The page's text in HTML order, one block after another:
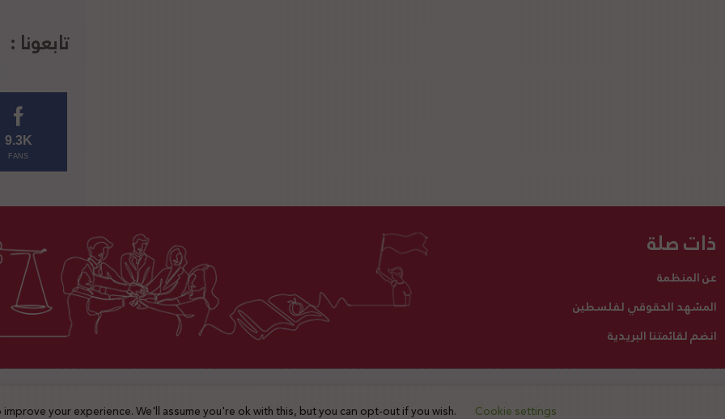
تابعونا :
9.3K
FANS
ذات صلة
عن المنظمة
المشهد الحقوقي لفلسطين
انضم لقائمتنا البريدية
اتصل بنا تبرع لنا 2025 © جميع الحقوق محفوظة
your experience. We'll assume you're ok with this, but you can opt-out if you wish. Cookie settings